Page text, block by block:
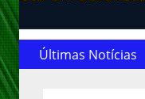
Últimas Notícias